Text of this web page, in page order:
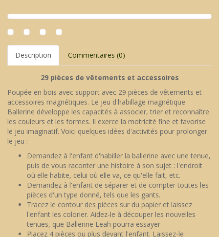
Description Commentaires (0)
29 pièces de vêtements et accessoires
Poupée en bois avec support avec 29 pièces de vêtements et
accessoires magnétiques. Le jeu d'habillage magnétique
Ballerine développe les capacités à associer, trier et reconnaître
les couleurs et les formes. Il exerce la motricité fine et favorise
le jeu imaginatif. Voici quelques idées d'activités pour prolonger
le jeu :
Demandez à l'enfant d'habiller la ballerine avec une tenue,
puis de vous raconter une histoire à son sujet : l'endroit
où elle habite, celui où elle va, ce qu'elle fait, etc.
Demandez à l'enfant de séparer et de compter toutes les
pièces d'un type donné, tels que les gants.
Tracez le contour des pièces sur du papier et laissez
l'enfant les colorier. Aidez-le à découper les nouvelles
tenues, que Ballerine Leah pourra essayer
Placez 4 pièces ou plus devant l'enfant. Laissez-le